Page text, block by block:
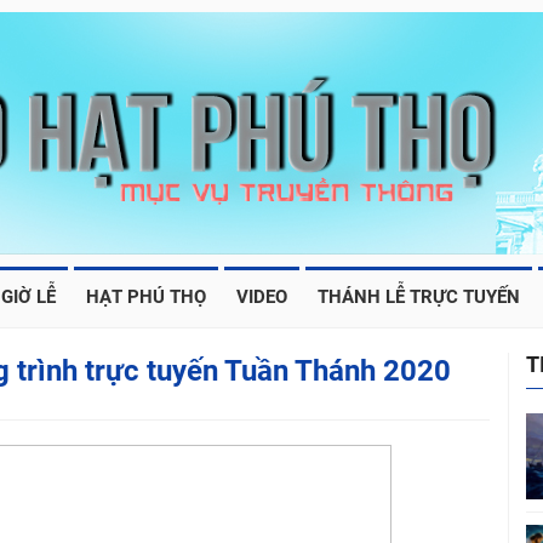
GIỜ LỄ HẠT PHÚ THỌ VIDEO THÁNH LỄ TRỰC TUYẾN
trình trực tuyến Tuần Thánh 2020